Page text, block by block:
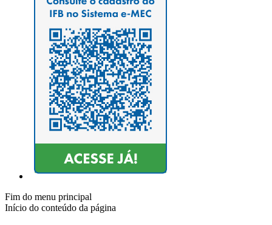
Fim do menu principal
Início do conteúdo da página